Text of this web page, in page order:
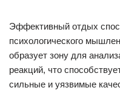
Эффективный отдых
психологического
образует зону для
реакций, что
сильные и уязвимые